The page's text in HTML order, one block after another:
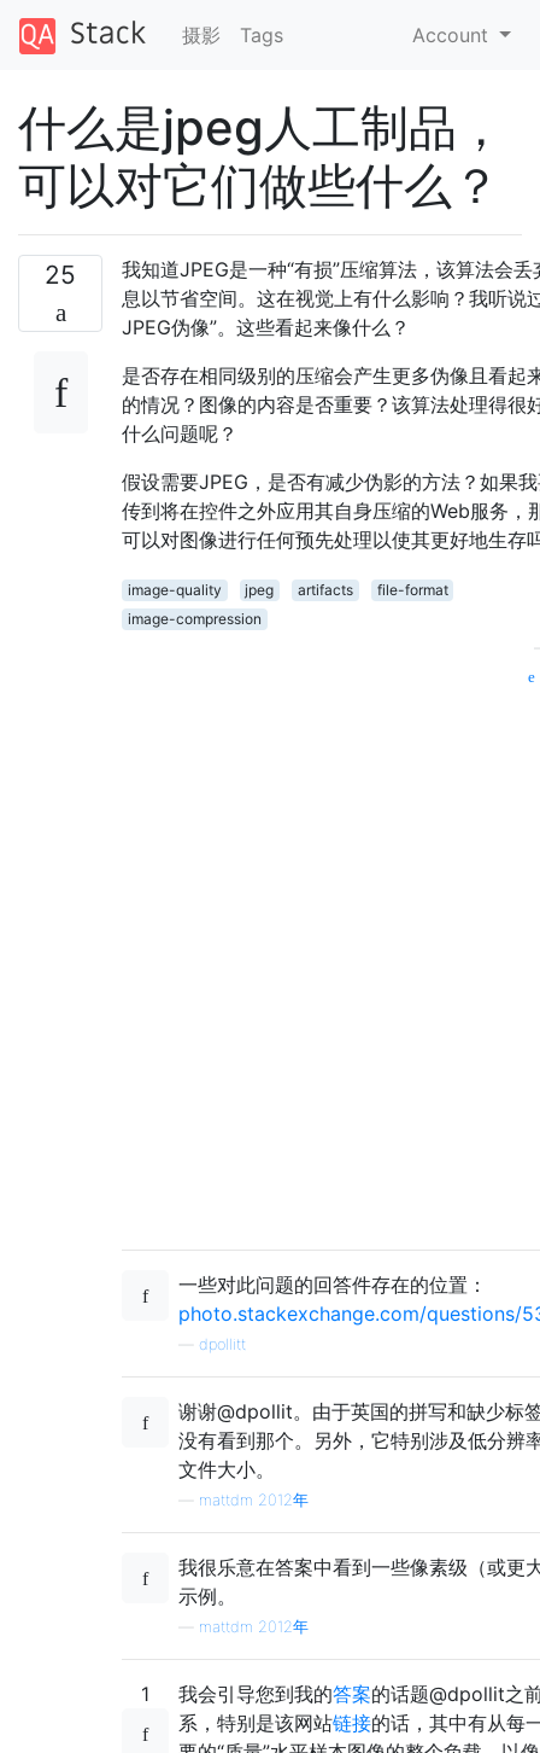
摄影 Tags Account
什么是jpeg人工制品，
可以对它们做些什么？
25
我知道JPEG是一种“有损”压缩算法，该算法会丢
息以节省空间。这在视觉上有什么影响？我听说
JPEG伪像”。这些看起来像什么？
是否存在相同级别的压缩会产生更多伪像且看起
的情况？图像的内容是否重要？该算法处理得很
什么问题呢？
假设需要JPEG，是否有减少伪影的方法？如果
传到将在控件之外应用其自身压缩的Web服务，
可以对图像进行任何预先处理以使其更好地生存
image-quality jpeg artifacts
file-format
image-compression
一些对此问题的回答件存在的位置：
photo.stackexchange.com/questions/
dpollitt
谢谢@dpollit。由于英国的拼写和缺少标
没有看到那个。另外，它特别涉及低分辨
文件大小。
mattdm 2012年
我很乐意在答案中看到一些像素级（或更
示例。
mattdm 2012年
1 我会引导您到我的答案的话题@dpollit之
系，特别是该网站链接的话，其中有从每